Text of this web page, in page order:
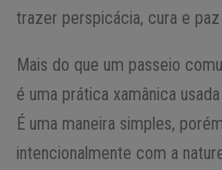
trazer perspicácia, cura e paz
Mais do que um passeio
é uma prática xamânica
É uma maneira simples,
intencionalmente com a